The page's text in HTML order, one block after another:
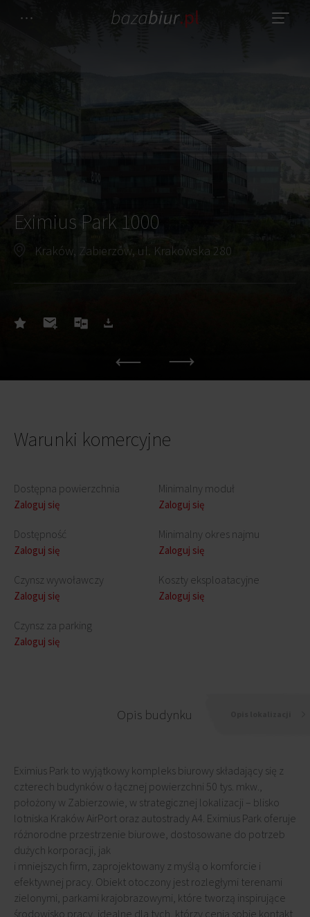
Eximius Park 1000
Kraków, Zabierzów, ul. Krakowska 280
Warunki komercyjne
Dostępna powierzchnia
Zaloguj się
Dostępność
Zaloguj się
Czynsz wywoławczy
Zaloguj się
Czynsz za parking
Zaloguj się
Minimalny moduł
Zaloguj się
Minimalny okres najmu
Zaloguj się
Koszty eksploatacyjne
Zaloguj się
Opis budynku
Eximius Park to wyjątkowy kompleks biurowy składający się z
czterech budynków o łącznej powierzchni 50 tys. mkw.,
położony w Zabierzowie, w strategicznej lokalizacji – blisko
lotniska Kraków AirPort oraz autostrady A4. Eximius Park oferuje
różnorodne przestrzenie biurowe, dostosowane do potrzeb
dużych korporacji, jak
i mniejszych firm, zaprojektowany z myślą o komforcie i
efektywnej pracy. Obiekt otoczony jest rozległymi terenami
zielonymi, parkami krajobrazowymi, które tworzą inspirujące
środowisko pracy, idealne dla tych, którzy cenią sobie kontakt